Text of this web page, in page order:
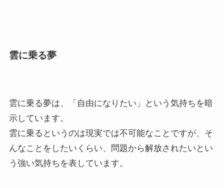
雲に乗る夢
雲に乗る夢は、「自由になりたい」という気持ちを暗
示しています。
雲に乗るというのは現実では不可能なことですが、そ
んなことをしたいくらい、問題から解放されたいとい
う強い気持ちを表しています。